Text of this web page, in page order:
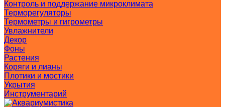
Контроль и поддержание микроклимата
Терморегуляторы
Термометры и гигрометры
Увлажнители
Декор
Фоны
Растения
Коряги и лианы
Плотики и мостики
Укрытия
Инструментарий